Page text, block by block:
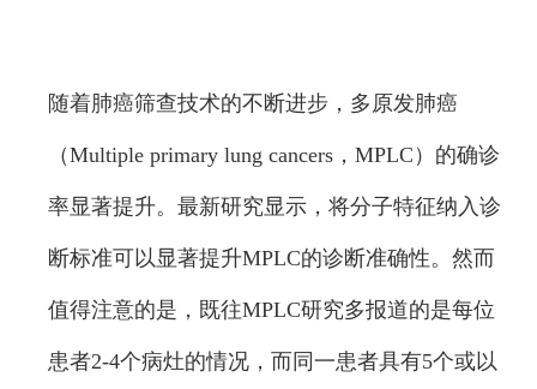
随着肺癌筛查技术的不断进步，多原发肺癌
（Multiple primary lung cancers，MPLC）的确诊
率显著提升。最新研究显示，将分子特征纳入诊
断标准可以显著提升MPLC的诊断准确性。然而
值得注意的是，既往MPLC研究多报道的是每位
患者2-4个病灶的情况，而同一患者具有5个或以